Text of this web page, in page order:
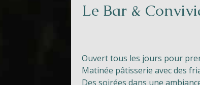
Le Bar &
Ouvert tous les jours pour
Matinée pâtisserie avec des
Des soirées dans une